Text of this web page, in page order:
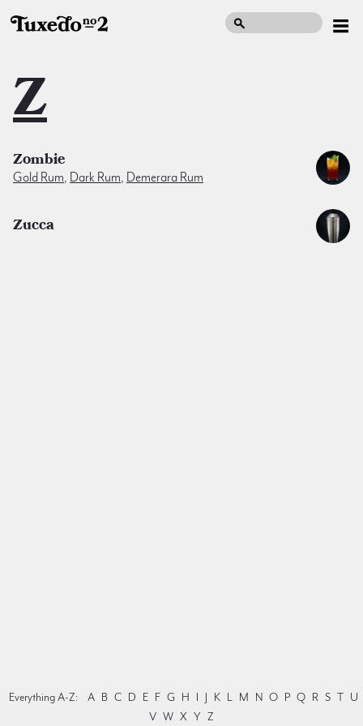
Z
Zombie
Gold Rum, Dark Rum, Demerara Rum
Zucca
Everything A-Z: A B C D E F G H I J K L M N O P Q R S T U
V W X Y Z